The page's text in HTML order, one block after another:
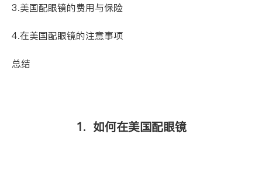
3.美国配眼镜的费用与保险
4.在美国配眼镜的注意事项
总结
1. 如何在美国配眼镜